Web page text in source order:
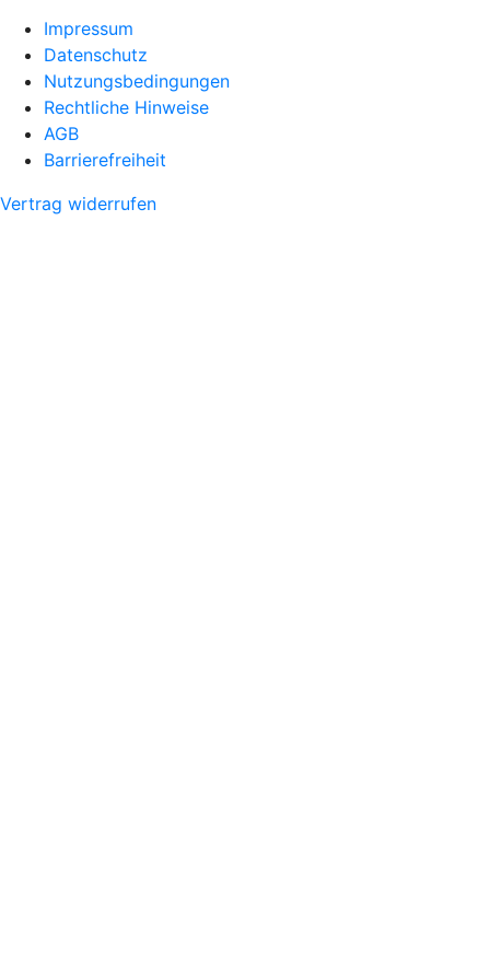
Impressum
Datenschutz
Nutzungsbedingungen
Rechtliche Hinweise
AGB
Barrierefreiheit
Vertrag widerrufen